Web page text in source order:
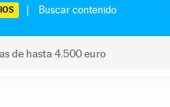
de hasta 4.500 euro